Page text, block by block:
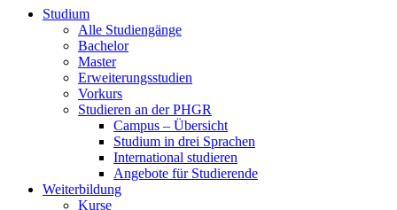
Studium
Alle Studiengänge
Bachelor
Master
Erweiterungsstudien
Vorkurs
Studieren an der PHGR
Campus – Übersicht
Studium in drei Sprachen
International studieren
Angebote für Studierende
Weiterbildung
Kurse